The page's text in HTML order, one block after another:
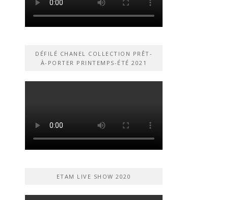
DÉFILÉ CHANEL COLLECTION PRÊT-
À-PORTER PRINTEMPS-ÉTÉ 2021
ETAM LIVE SHOW 2020